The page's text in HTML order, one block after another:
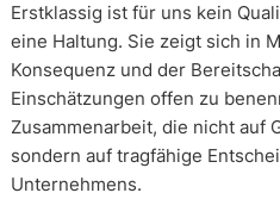
Erstklassig ist für uns kein
eine Haltung. Sie zeigt sich in
Konsequenz und der
Einschätzungen offen zu
Zusammenarbeit, die nicht auf
sondern auf tragfähige
Unternehmens.